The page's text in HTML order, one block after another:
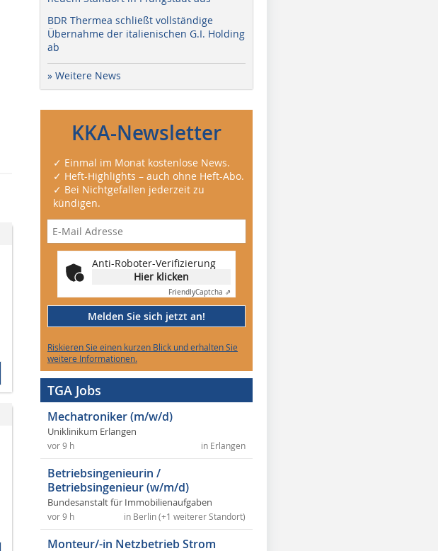
BDR Thermea schließt vollständige
Übernahme der italienischen G.I. Holding
ab
» Weitere News
KKA-Newsletter
✓ Einmal im Monat kostenlose News.
✓ Heft-Highlights – auch ohne Heft-Abo.
✓ Bei Nichtgefallen jederzeit zu
kündigen.
Anti-Roboter-Verifizierung
Hier klicken
FriendlyCaptcha ⇗
Melden Sie sich jetzt an!
Riskieren Sie einen kurzen Blick und erhalten Sie
weitere Informationen.
TGA Jobs
Mechatroniker (m/w/d)
Uniklinikum Erlangen
in Erlangen
vor 9 h
Betriebsingenieurin /
Betriebsingenieur (w/m/d)
Bundesanstalt für Immobilienaufgaben
in Berlin (+1 weiterer Standort)
vor 9 h
Monteur/-in Netzbetrieb Strom